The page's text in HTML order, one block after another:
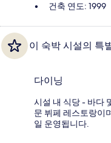
건축 연도: 1999
이 숙박 시설의 특
다이닝
시설 내 식당 - 바다
문 뷔페 레스토랑이
일 운영됩니다.